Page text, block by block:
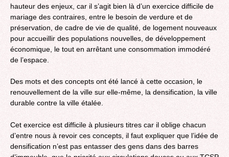
hauteur des enjeux, car il s’agit bien là d’un exercice difficile de
mariage des contraires, entre le besoin de verdure et de
préservation, de cadre de vie de qualité, de logement nouveaux
pour accueillir des populations nouvelles, de développement
économique, le tout en arrêtant une consommation immodéré
de l’espace.
Des mots et des concepts ont été lancé à cette occasion, le
renouvellement de la ville sur elle-même, la densification, la ville
durable contre la ville étalée.
Cet exercice est difficile à plusieurs titres car il oblige chacun
d’entre nous à revoir ces concepts, il faut expliquer que l’idée de
densification n’est pas entasser des gens dans des barres